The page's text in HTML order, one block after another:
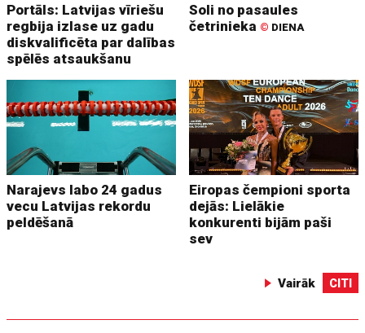
Portāls: Latvijas vīriešu
regbija izlase uz gadu
diskvalificēta par dalības
spēlēs atsaukšanu
Soli no pasaules
četrinieka © DIENA
Narajevs labo 24 gadus
vecu Latvijas rekordu
peldēšanā
Eiropas čempioni sporta
dejās: Lielākie
konkurenti bijām paši
sev
Vairāk CITI